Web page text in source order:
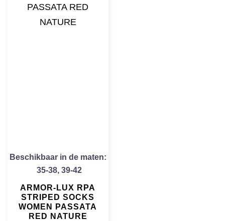
Beschikbaar in de maten:
35-38, 39-42
ARMOR-LUX RPA
STRIPED SOCKS
WOMEN PASSATA
RED NATURE